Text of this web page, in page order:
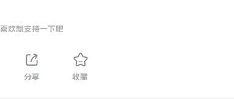
喜欢就支持一下吧
分享 收藏